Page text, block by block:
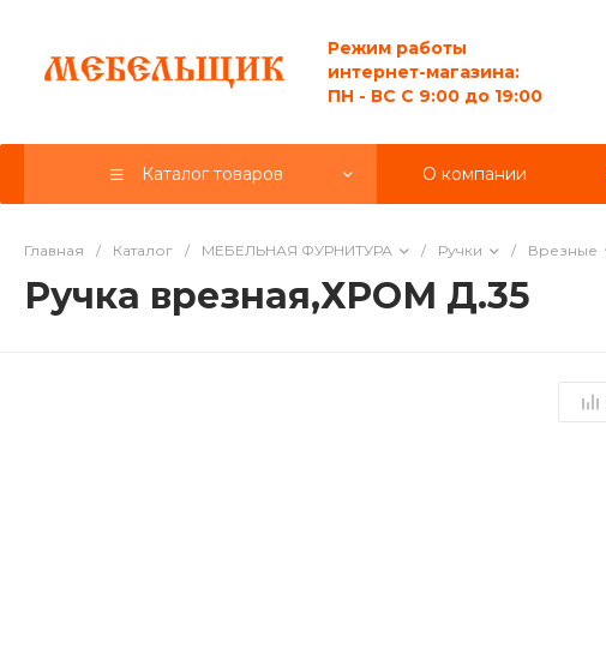
Режим работы
интернет-магазина:
ПН - ВС C 9:00 до 19:00
Каталог товаров О компании
Главная / Каталог / МЕБЕЛЬНАЯ ФУРНИТУРА / Ручки / Врезные
Ручка врезная,ХРОМ Д.35